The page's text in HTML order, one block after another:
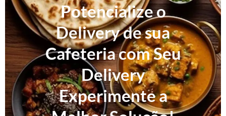
Potencialize o
Delivery de sua
Cafeteria com Seu
Delivery
Experimente a